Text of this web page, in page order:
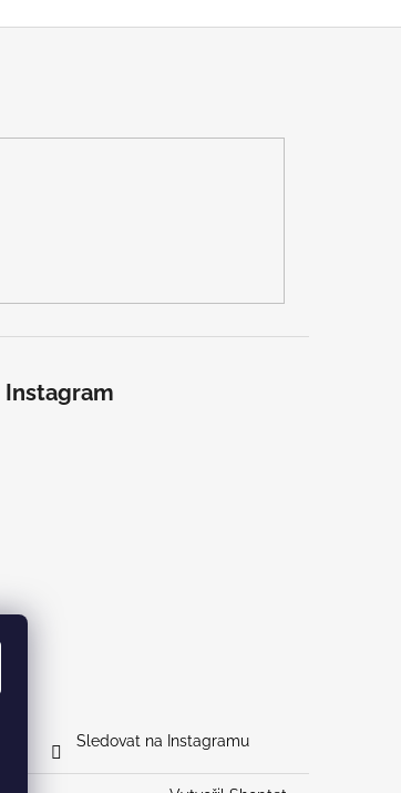
Instagram
Sledovat na Instagramu